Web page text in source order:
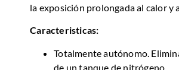
la exposición prolongada al calor y
Caracteristicas:
Totalmente autónomo.
de un tanque de nitrógeno.